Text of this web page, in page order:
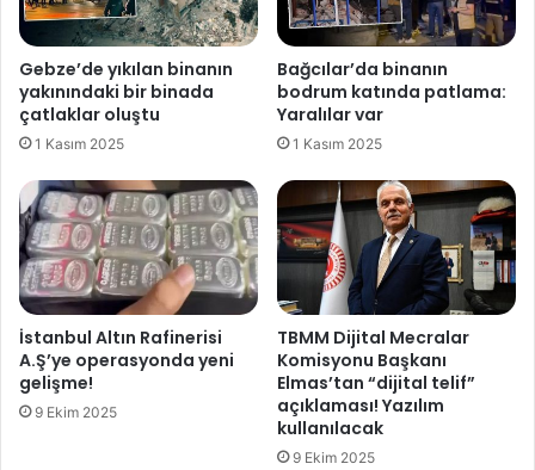
c
t
u
r
d
M
u
s
t
a
f
a
A
k
ı
a
ç
k
a
m
a
s
ı
Gebze’de yıkılan binanın
yakınındaki bir binada
çatlaklar oluştu
1 Kasım 2025
Bağcılar’da binanın
bodrum katında patlama:
Yaralılar var
1 Kasım 2025
İstanbul Altın Rafinerisi
A.Ş’ye operasyonda yeni
gelişme!
9 Ekim 2025
TBMM Dijital Mecralar
Komisyonu Başkanı
Elmas’tan “dijital telif”
açıklaması! Yazılım
kullanılacak
9 Ekim 2025